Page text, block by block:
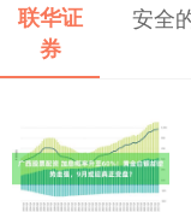
联华证
券
安全